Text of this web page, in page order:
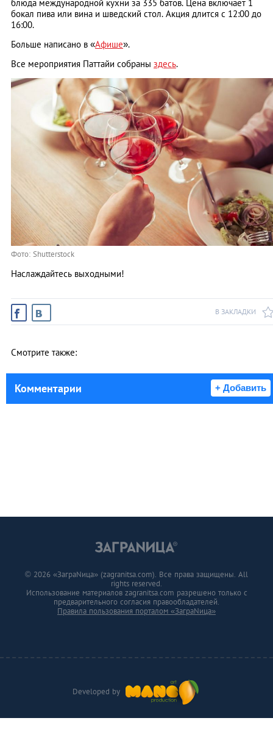
блюда международной кухни за 335 батов. Цена включает 1
бокал пива или вина и шведский стол. Акция длится с 12:00 до
16:00.
Больше написано в «Афише».
Все мероприятия Паттайи собраны здесь.
Фото: Shutterstock
Наслаждайтесь выходными!
В ЗАКЛАДКИ
Смотрите также:
Комментарии + Добавить
Developed by
© 2026 «ЗаграNица» (zagranitsa.com). Все права защищены. All
rights reserved.
Использование материалов zagranitsa.com разрешено только с
предварительного согласия правообладателей.
Правила пользования порталом «ЗаграNица»